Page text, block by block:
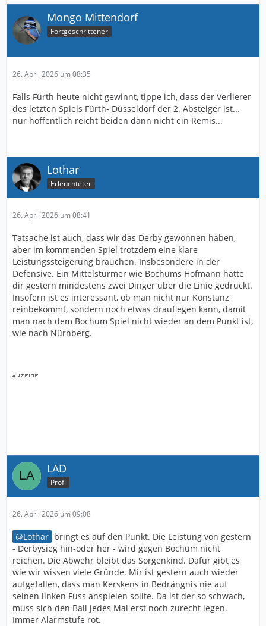
Mongo Mittendorf
Fortgeschrittener
26. April 2026 um 08:35
Falls Fürth heute nicht gewinnt, tippe ich, dass der Verlierer
des letzten Spiels Fürth- Düsseldorf der 2. Absteiger ist...
nur hoffentlich reicht beiden dann nicht ein Remis...
Lothar
Erleuchteter
26. April 2026 um 08:41
Tatsache ist auch, dass wir das Derby gewonnen haben,
aber im kommenden Spiel trotzdem eine klare
Leistungssteigerung brauchen. Insbesondere in der
Defensive. Ein Mittelstürmer wie Bochums Hofmann hätte
dir gestern mindestens zwei Dinger über die Linie gedrückt.
Insofern ist es interessant, ob man nicht nur Konstanz
reinbekommt, sondern noch etwas drauflegen kann, damit
man nach dem Bochum Spiel nicht wieder an dem Punkt ist,
wie nach Nürnberg.
LAD
Profi
26. April 2026 um 09:08
Lothar bringt es auf den Punkt. Die Leistung von gestern
- Derbysieg hin-oder her - wird gegen Bochum nicht
reichen. Die Abwehr bleibt das Sorgenkind. Dafür gibt es
wie wir wissen viele Gründe. Mir ist gestern auch wieder
aufgefallen, dass man Kerskens in Bedrängnis nie auf
seinen linken Fuss anspielen sollte. Da ist der so schwach,
muss sich den Ball jedes Mal erst noch zurecht legen.
Immer Alarmstufe rot.